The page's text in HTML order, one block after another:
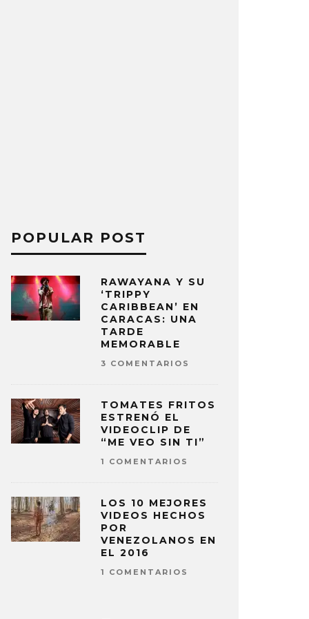
POPULAR POST
RAWAYANA Y SU
‘TRIPPY
CARIBBEAN’ EN
CARACAS: UNA
TARDE
MEMORABLE
3 COMENTARIOS
TOMATES FRITOS
ESTRENÓ EL
VIDEOCLIP DE
“ME VEO SIN TI”
1 COMENTARIOS
LOS 10 MEJORES
VIDEOS HECHOS
POR
VENEZOLANOS EN
EL 2016
1 COMENTARIOS